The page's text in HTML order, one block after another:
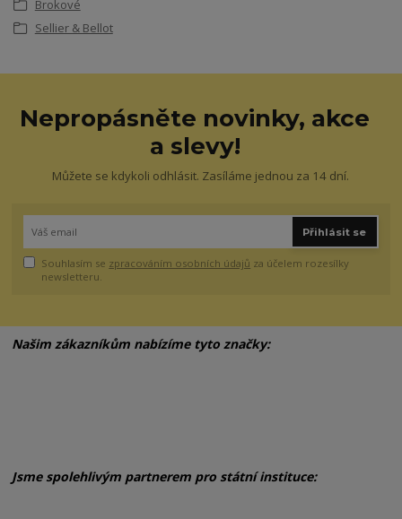
Brokové
Sellier & Bellot
Nepropásněte novinky, akce
a slevy!
Můžete se kdykoli odhlásit. Zasíláme jednou za 14 dní.
Přihlásit se
Souhlasím se zpracováním osobních údajů za účelem rozesílky
newsletteru.
Našim zákazníkům nabízíme tyto značky:
Jsme spolehlivým partnerem pro státní instituce: